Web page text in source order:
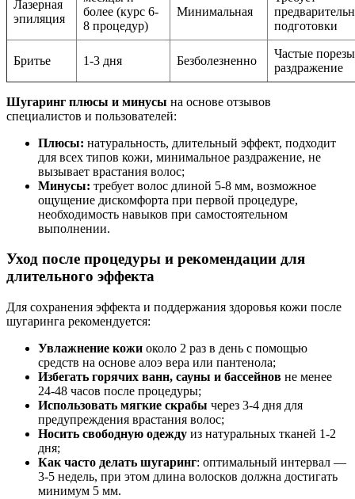
Лазерная
эпиляция
более (курс 6-
8 процедур)
Минимальная
подготовки
Бритье 1-3 дня Безболезненно
Частые
раздражение
Шугаринг плюсы и минусы на основе отзывов
специалистов и пользователей:
Плюсы: натуральность, длительный эффект, подходит
для всех типов кожи, минимальное раздражение, не
вызывает врастания волос;
Минусы: требует волос длиной 5-8 мм, возможное
ощущение дискомфорта при первой процедуре,
необходимость навыков при самостоятельном
выполнении.
Уход после процедуры и рекомендации для
длительного эффекта
Для сохранения эффекта и поддержания здоровья кожи после
шугаринга рекомендуется:
Увлажнение кожи около 2 раз в день с помощью
средств на основе алоэ вера или пантенола;
Избегать горячих ванн, сауны и бассейнов не менее
24-48 часов после процедуры;
Использовать мягкие скрабы через 3-4 дня для
предупреждения врастания волос;
Носить свободную одежду из натуральных тканей 1-2
дня;
Как часто делать шугаринг: оптимальный интервал —
3-5 недель, при этом длина волосков должна достигать
минимум 5 мм.